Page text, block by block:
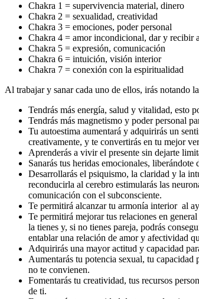
Chakra 1 = supervivencia material, dinero
Chakra 2 = sexualidad, creatividad
Chakra 3 = emociones, poder personal
Chakra 4 = amor incondicional, dar y recibir
Chakra 5 = expresión, comunicación
Chakra 6 = intuición, visión interior
Chakra 7 = conexión con la
Al trabajar y sanar cada uno de ellos, irás notando
Tendrás más energía, salud y vitalidad, esto
Tendrás más magnetismo y poder personal
Tu autoestima aumentará y adquirirás un
creativamente, y te convertirás en tu mejor
Aprenderás a vivir el presente sin dejarte
Sanarás tus heridas emocionales,
Desarrollarás el psiquismo, la claridad y la
reconducirla al cerebro estimularás las
comunicación con el subconsciente.
Te permitirá alcanzar tu armonía interior al
Te permitirá mejorar tus relaciones en
la tienes y, si no tienes pareja, podrás
entablar una relación de amor y afectividad
Adquirirás una mayor actitud y capacidad
Aumentarás tu potencia sexual, tu capacidad
no te convienen.
Fomentarás tu creatividad, tus recursos
de ti.